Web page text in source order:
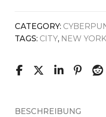
CATEGORY:
TAGS: CITY, NEW YORK
BESCHREIBUNG